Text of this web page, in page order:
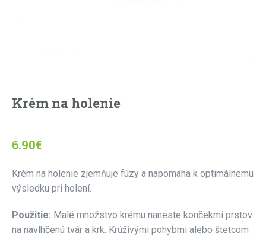
Krém na holenie
6.90€
Krém na holenie zjemňuje fúzy a napomáha k optimálnemu
výsledku pri holení.
Použitie: Malé množstvo krému naneste končekmi prstov
na navlhčenú tvár a krk. Krúživými pohybmi alebo štetcom